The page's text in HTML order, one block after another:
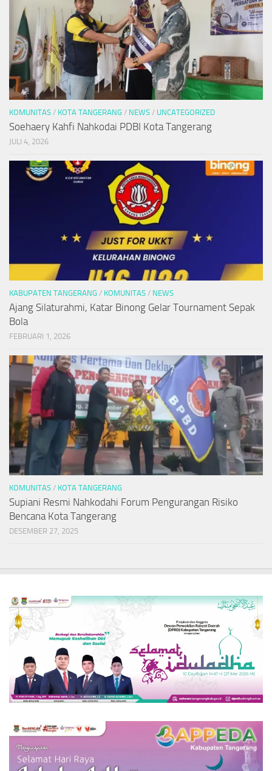
KOMUNITAS / KOTA TANGERANG / NEWS / UNCATEGORIZED
Soehaery Kahfi Nahkodai PDBI Kota Tangerang
JULI 4, 2026
KABUPATEN TANGERANG / KOMUNITAS / NEWS
Ajang Silaturahmi, Katar Binong Gelar Tournament Sepak
Bola
FEBRUARI 1, 2026
KOMUNITAS / KOTA TANGERANG
Supiani Resmi Nahkodahi Forum Pengurangan Risiko
Bencana Kota Tangerang
DESEMBER 27, 2025